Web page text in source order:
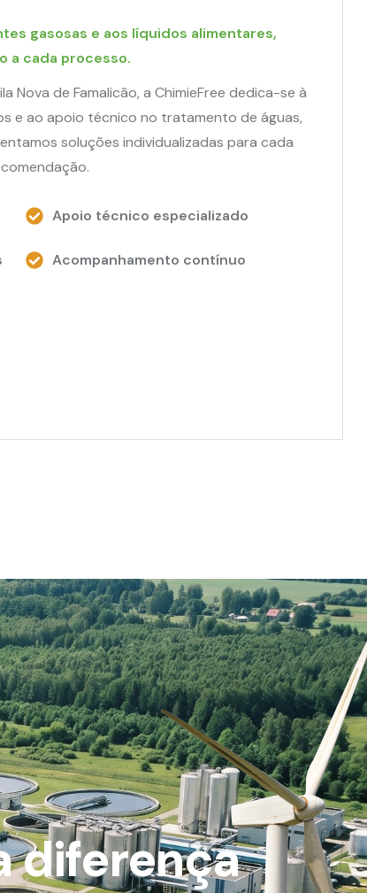
gasosas e aos líquidos alimentares,
a cada processo.
Nova de Famalicão, a ChimieFree dedica-se à
e ao apoio técnico no tratamento de águas,
soluções individualizadas para cada
Apoio técnico especializado
Acompanhamento contínuo
diferença